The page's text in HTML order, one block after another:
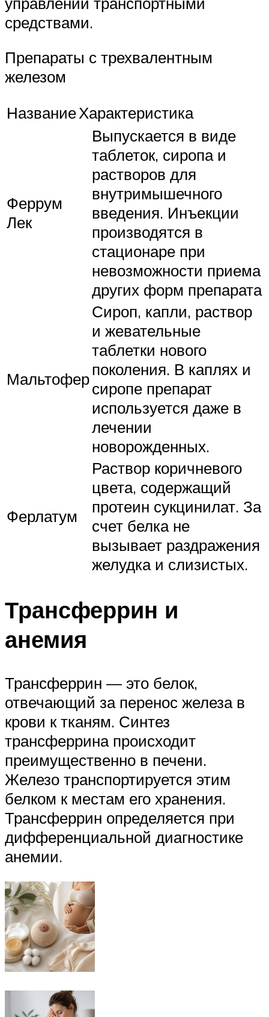
средствами.
Препараты с трехвалентным
железом
НазваниеХарактеристика
Феррум
Лек
Выпускается в виде
таблеток, сиропа и
растворов для
внутримышечного
введения. Инъекции
производятся в
стационаре при
невозможности приема
других форм препарата
Мальтофер
Сироп, капли, раствор
и жевательные
таблетки нового
поколения. В каплях и
сиропе препарат
используется даже в
лечении
новорожденных.
Ферлатум
Раствор коричневого
цвета, содержащий
протеин сукцинилат. За
счет белка не
вызывает раздражения
желудка и слизистых.
Трансферрин и
анемия
Трансферрин — это белок,
отвечающий за перенос железа в
крови к тканям. Синтез
трансферрина происходит
преимущественно в печени.
Железо транспортируется этим
белком к местам его хранения.
Трансферрин определяется при
дифференциальной диагностике
анемии.